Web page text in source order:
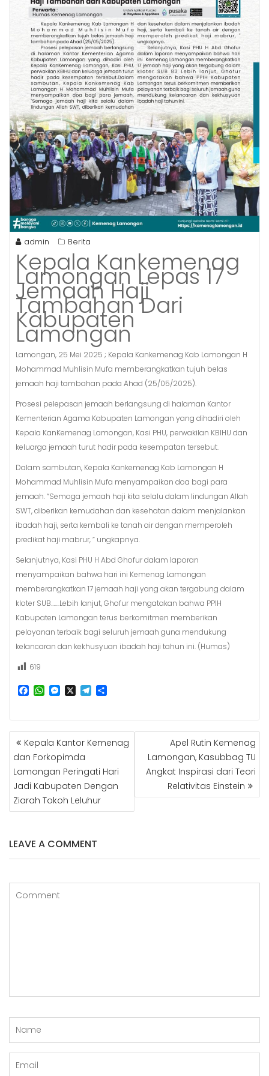
admin Berita
Kepala Kankemenag
Lamongan Lepas 17
Jemaah Haji
Tambahan Dari
Kabupaten
Lamongan
Lamongan, 25 Mei 2025 ; Kepala Kankemenag Kab Lamongan H
Mohammad Muhlisin Mufa memberangkatkan tujuh belas
jemaah haji tambahan pada Ahad (25/05/2025).
Prosesi pelepasan jemaah berlangsung di halaman Kantor
Kementerian Agama Kabupaten Lamongan yang dihadiri oleh
Kepala KanKemenag Lamongan, Kasi PHU, perwakilan KBIHU dan
keluarga jemaah turut hadir pada kesempatan tersebut.
Dalam sambutan, Kepala Kankemenag Kab Lamongan H
Mohammad Muhlisin Mufa menyampaikan doa bagi para
jemaah. “Semoga jemaah haji kita selalu dalam lindungan Allah
SWT, diberikan kemudahan dan kesehatan dalam menjalankan
ibadah haji, serta kembali ke tanah air dengan memperoleh
predikat haji mabrur, ” ungkapnya.
Selanjutnya, Kasi PHU H Abd Ghofur dalam laporan
menyampaikan bahwa hari ini Kemenag Lamongan
memberangkatkan 17 jemaah haji yang akan tergabung dalam
kloter SUB…….Lebih lanjut, Ghofur mengatakan bahwa PPIH
Kabupaten Lamongan terus berkomitmen memberikan
pelayanan terbaik bagi seluruh jemaah guna mendukung
kelancaran dan kekhusyuan ibadah haji tahun ini. (Humas)
619
b
o
o
W
s
A
p
M
e
n
g
e
X T
g
r
m
e
NAVIGASI
POSKepala Kantor Kemenag
dan Forkopimda
Lamongan Peringati Hari
Jadi Kabupaten Dengan
Ziarah Tokoh Leluhur
Apel Rutin Kemenag
Lamongan, Kasubbag TU
Angkat Inspirasi dari Teori
Relativitas Einstein
LEAVE A COMMENT